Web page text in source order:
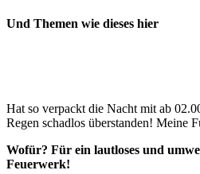
Und Themen wie dieses hier
Hat so verpackt die Nacht mit ab
Regen schadlos überstanden! Meine
Wofür? Für ein lautloses und
Feuerwerk!